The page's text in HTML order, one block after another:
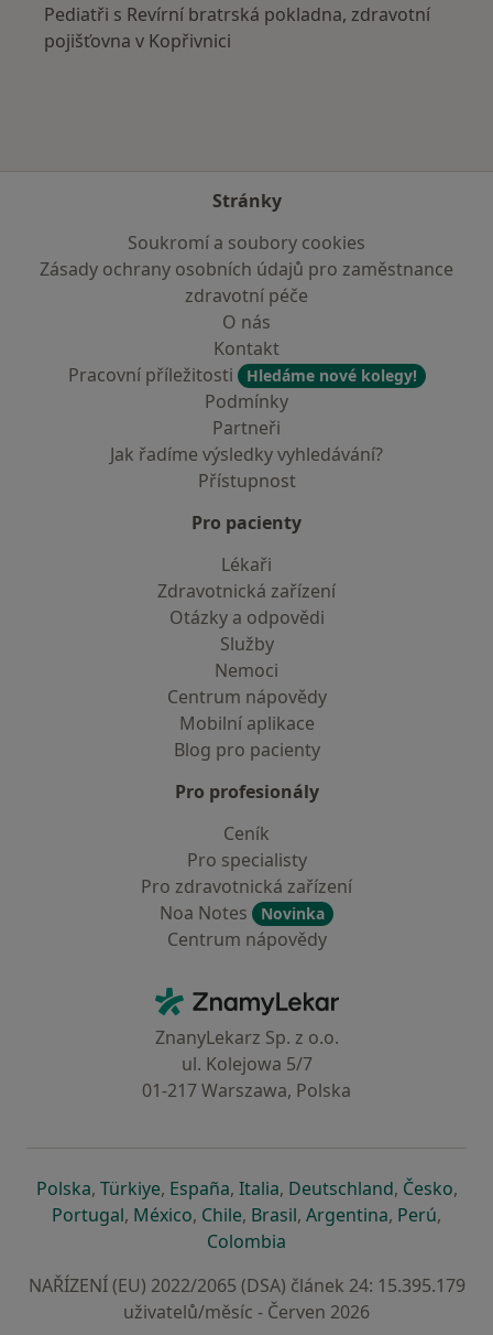
Pediatři s Revírní bratrská pokladna, zdravotní
pojišťovna v Kopřivnici
Stránky
Soukromí a soubory cookies
Zásady ochrany osobních údajů pro zaměstnance
zdravotní péče
O nás
Kontakt
Pracovní příležitosti
Hledáme nové kolegy!
Podmínky
Partneři
Jak řadíme výsledky vyhledávání?
Přístupnost
Pro pacienty
Lékaři
Zdravotnická zařízení
Otázky a odpovědi
Služby
Nemoci
Centrum nápovědy
Mobilní aplikace
Blog pro pacienty
Pro profesionály
Ceník
Pro specialisty
Pro zdravotnická zařízení
Noa Notes
Novinka
Centrum nápovědy
ZnamyLekar - Hlavní stránka
ZnanyLekarz Sp. z o.o.
ul. Kolejowa 5/7
01-217 Warszawa, Polska
Polskase otevře v nové záložce
, Türkiyese otevře v nové záložce
, Españase otevře v nové záložce
, Italiase otevře v nové záložce
, Deutschlandse otevře v
, Českose
,
Portugalse otevře v nové záložce
, Méxicose otevře v nové záložce
, Chilese otevře v nové záložce
, Brasilse otevře v nové
, Argentinase otevře v
, Perúse
,
Colombia
NAŘÍZENÍ (EU) 2022/2065 (DSA) článek 24: 15.395.179
uživatelů/měsíc - Červen 2026